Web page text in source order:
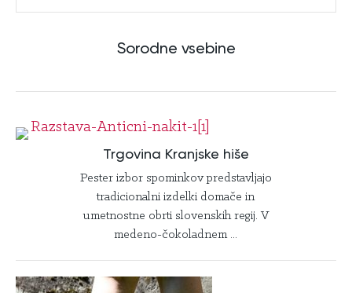
Sorodne vsebine
Trgovina Kranjske hiše
Pester izbor spominkov predstavljajo
tradicionalni izdelki domače in
umetnostne obrti slovenskih regij. V
medeno-čokoladnem ...